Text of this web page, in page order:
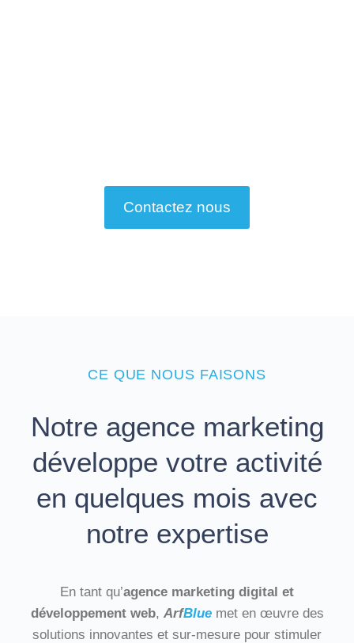
Contactez nous
CE QUE NOUS FAISONS
Notre agence marketing
développe votre activité
en quelques mois avec
notre expertise
En tant qu’agence marketing digital et
développement web, ArfBluemet en œuvre des
solutions innovantes et sur-mesure pour stimuler